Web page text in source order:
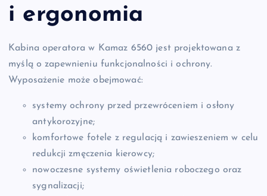
i ergonomia
Kabina operatora w Kamaz 6560 jest projektowana z
myślą o zapewnieniu funkcjonalności i ochrony.
Wyposażenie może obejmować:
systemy ochrony przed przewróceniem i osłony
antykorozyjne;
komfortowe fotele z regulacją i zawieszeniem w celu
redukcji zmęczenia kierowcy;
nowoczesne systemy oświetlenia roboczego oraz
sygnalizacji;